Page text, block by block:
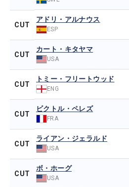
CUT
アドリ・アルナウス
ESP
CUT
カート・キタヤマ
USA
CUT
トミー・フリートウッド
ENG
CUT
ビクトル・ペレズ
FRA
CUT
ライアン・ジェラルド
USA
CUT
ボ・ホーグ
USA